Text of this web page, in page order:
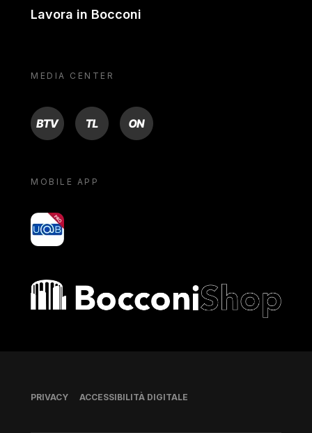
Lavora in Bocconi
MEDIA CENTER
BTV TL ON
MOBILE APP
yoU@B
Bocconi shop
Piè di pagina
PRIVACY ACCESSIBILITÀ DIGITALE